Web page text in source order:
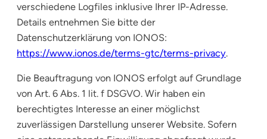
verschiedene Logfiles inklusive Ihrer IP-Adresse.
Details entnehmen Sie bitte der
Datenschutzerklärung von IONOS:
https://www.ionos.de/terms-gtc/terms-privacy.
Die Beauftragung von IONOS erfolgt auf Grundlage
von Art. 6 Abs. 1 lit. f DSGVO. Wir haben ein
berechtigtes Interesse an einer möglichst
zuverlässigen Darstellung unserer Website. Sofern